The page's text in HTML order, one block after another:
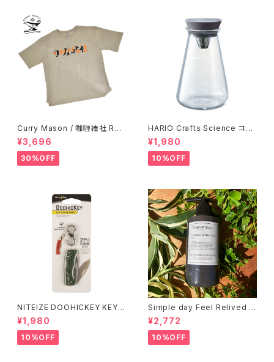
Curry Mason / 咖喱結社 RET
RO T-Shirt
¥3,696
30%OFF
HARIO Crafts Science コニ
カルティーピッチャー 500ml
¥1,980
10%OFF
NITEIZE DOOHICKEY KEY
CHAIN KNIFE / グリーン
¥1,980
10%OFF
Simple day Feel Relived H
and Soap ありのままの一日
¥2,772
10%OFF